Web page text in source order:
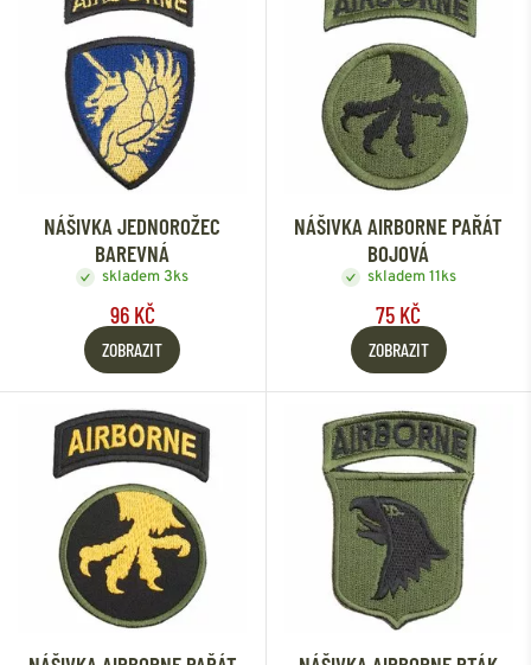
NÁŠIVKA JEDNOROŽEC
BAREVNÁ
skladem 3ks
96 KČ
ZOBRAZIT
NÁŠIVKA AIRBORNE PAŘÁT
BOJOVÁ
skladem 11ks
75 KČ
ZOBRAZIT